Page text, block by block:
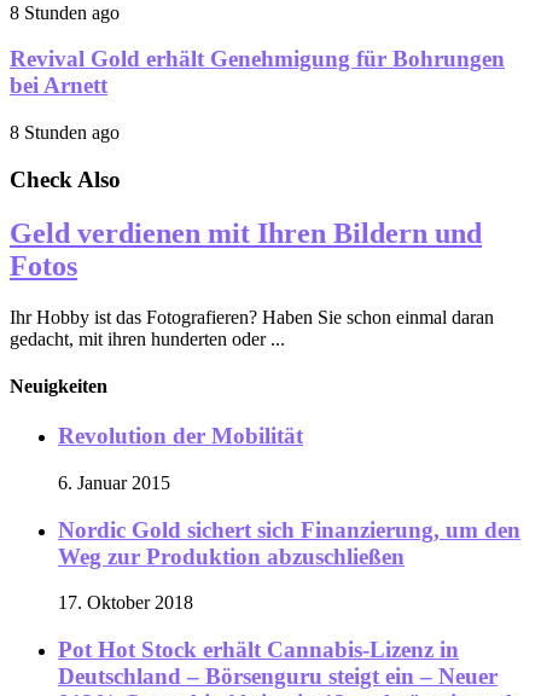
8 Stunden ago
Revival Gold erhält Genehmigung für Bohrungen
bei Arnett
8 Stunden ago
Check Also
Geld verdienen mit Ihren Bildern und
Fotos
Ihr Hobby ist das Fotografieren? Haben Sie schon einmal daran
gedacht, mit ihren hunderten oder ...
Neuigkeiten
Revolution der Mobilität
6. Januar 2015
Nordic Gold sichert sich Finanzierung, um den
Weg zur Produktion abzuschließen
17. Oktober 2018
Pot Hot Stock erhält Cannabis-Lizenz in
Deutschland – Börsenguru steigt ein – Neuer